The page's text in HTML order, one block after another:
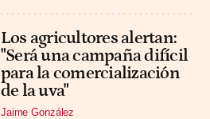
Los agricultores alertan:
"Será una campaña difícil
para la comercialización
de la uva"
Jaime González